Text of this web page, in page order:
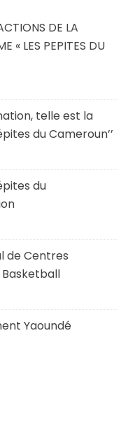
DE LA
« LES PEPITES DU
telle est la
du Cameroun’’
du
de Centres
Basketball
Yaoundé